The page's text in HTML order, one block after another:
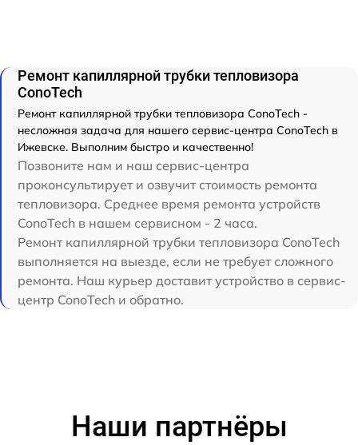
Ремонт капиллярной трубки тепловизора
ConoTech
Ремонт капиллярной трубки тепловизора ConoTech -
несложная задача для нашего сервис-центра ConoTech в
Ижевске. Выполним быстро и качественно!
Позвоните нам и наш сервис-центра
проконсультирует и озвучит стоимость ремонта
тепловизора. Среднее время ремонта устройств
ConoTech в нашем сервисном - 2 часа.
Ремонт капиллярной трубки тепловизора ConoTech
выполняется на выезде, если не требует сложного
ремонта. Наш курьер доставит устройство в сервис-
центр ConoTech и обратно.
Наши партнёры